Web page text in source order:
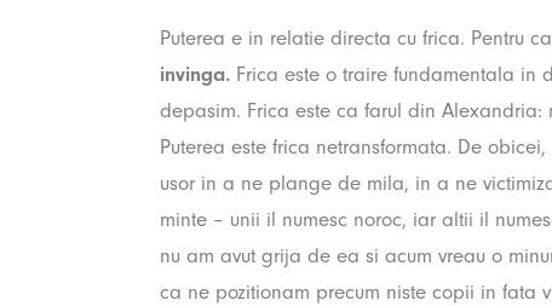
Puterea e in relatie directa cu frica. Pentru
invinga. Frica este o traire fundamentala in
depasim. Frica este ca farul din
Puterea este frica netransformata. De
usor in a ne plange de mila, in a ne
minte – unii il numesc noroc, iar altii il
nu am avut grija de ea si acum vreau o
ca ne pozitionam precum niste copii in fata